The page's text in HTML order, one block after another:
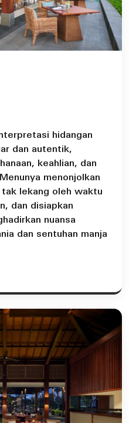
hidangan
dan autentik,
keahlian, dan
menonjolkan
lekang oleh waktu
dan disiapkan
nuansa
dan sentuhan manja